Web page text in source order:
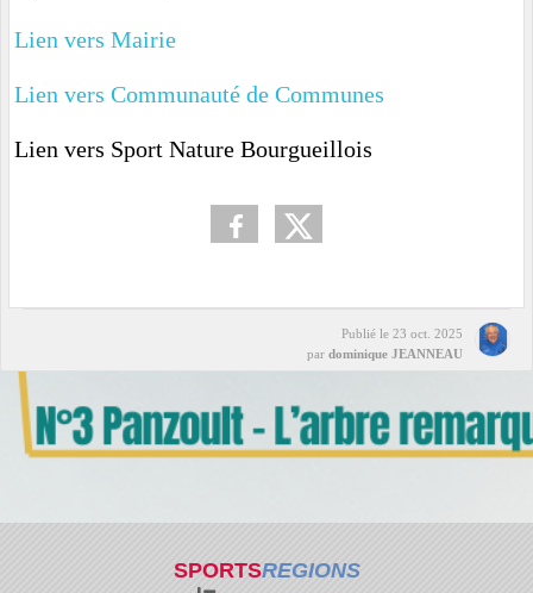
Lien vers Mairie
Lien vers Communauté de Communes
Lien vers Sport Nature Bourgueillois
Publié le 23 oct. 2025
par dominique JEANNEAU
SPORTSREGIONS